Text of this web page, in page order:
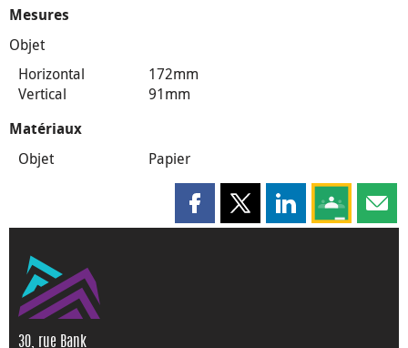
Mesures
Objet
Horizontal
172mm
Vertical
91mm
Matériaux
Objet Papier
Partager cette page sur
Partager cette page sur X
Partager cette
Partagez
30, rue Bank